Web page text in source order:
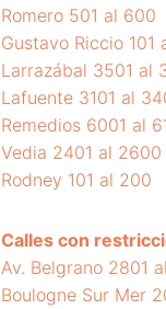
Romero 501 al 600
Gustavo Riccio 101
Larrazábal 3501 al
Lafuente 3101 al
Remedios 6001 al
Vedia 2401 al 2600
Rodney 101 al 200
Calles con
Av. Belgrano 2801
Boulogne Sur Mer